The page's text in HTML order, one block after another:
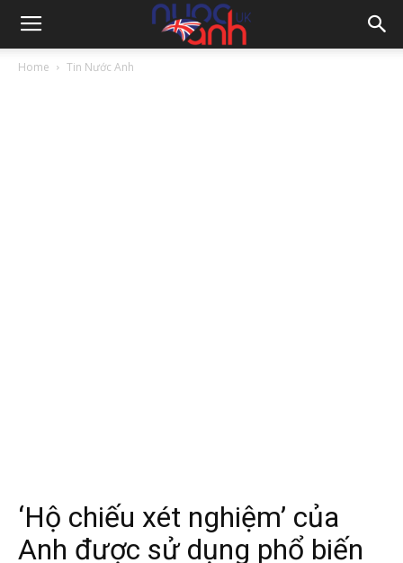
Home Tin Nước Anh
‘Hộ chiếu xét nghiệm’ của
Anh được sử dụng phổ biến